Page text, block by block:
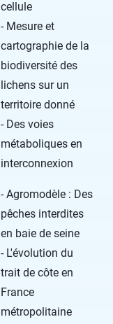
cellule
- Mesure et
cartographie de la
biodiversité des
lichens sur un
territoire donné
- Des voies
métaboliques en
interconnexion
- Agromodèle : Des
pêches interdites
en baie de seine
- L'évolution du
trait de côte en
France
métropolitaine